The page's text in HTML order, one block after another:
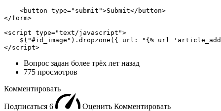
    <button type="submit">Submit</button>
</form>
<script type="text/javascript">
$("#id_image").dropzone({ url: "{% url
</script>
Вопрос задан более трёх лет назад
775 просмотров
Комментировать
Подписаться 6 Оценить Комментировать